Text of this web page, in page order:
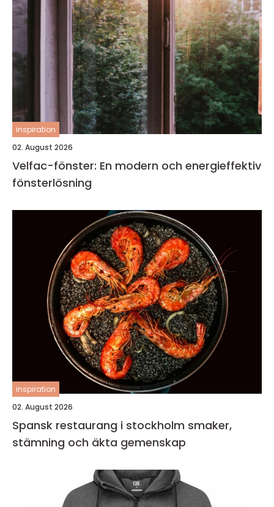
inspiration
02. August 2026
Velfac-fönster: En modern och energieffektiv
fönsterlösning
inspiration
02. August 2026
Spansk restaurang i stockholm smaker,
stämning och äkta gemenskap